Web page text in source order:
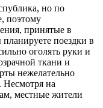
но по
поэтому
принятые в
поездки в
оголять руки и
ткани и
нежелательно
на
местные жители